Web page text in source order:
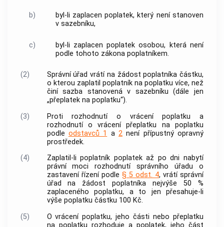
b) byl-li zaplacenpoplatek, který není stanoven
v sazebníku,
c) byl-li zaplacenpoplatek osobou, která není
podle tohoto zákona poplatníkem.
(2) Správní úřad vrátí na žádostpoplatníka částku,
o kterou zaplatil poplatníkna poplatku více, než
činí sazba stanovená v sazebníku (dále jen
„přeplatek na poplatku“).
(3)
Proti rozhodnutí o vrácenípoplatku a
rozhodnutí o vrácení přeplatku na poplatku
podle odstavců 1 a 2není přípustný opravný
prostředek.
(4)
Zaplatil-lipoplatník poplatekaž po dni nabytí
právní moci rozhodnutí správního úřadu o
zastavení řízení podle § 5 odst. 4, vrátí správní
úřad na žádostpoplatníka nejvýše 50 %
zaplaceného poplatku, a to jen přesahuje-li
výše poplatku částku 100 Kč.
(5)
O vrácenípoplatku, jeho části nebo přeplatku
na poplatku rozhoduje a poplatek, jeho část